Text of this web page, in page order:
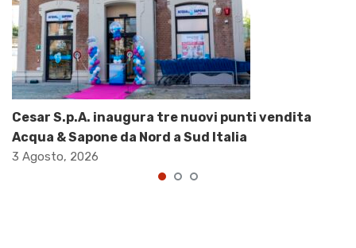
Cesar S.p.A. inaugura tre nuovi punti vendita
Acqua & Sapone da Nord a Sud Italia
3 Agosto, 2026